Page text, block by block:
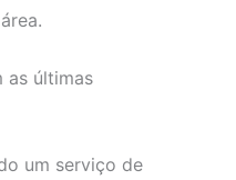
as últimas
um serviço de